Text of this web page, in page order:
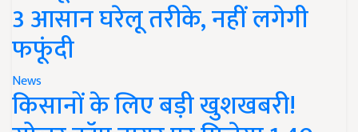
3 आसान घरेलू तरीके, नहीं लगेगी
फफूंदी
News
किसानों के लिए बड़ी खुशखबरी!